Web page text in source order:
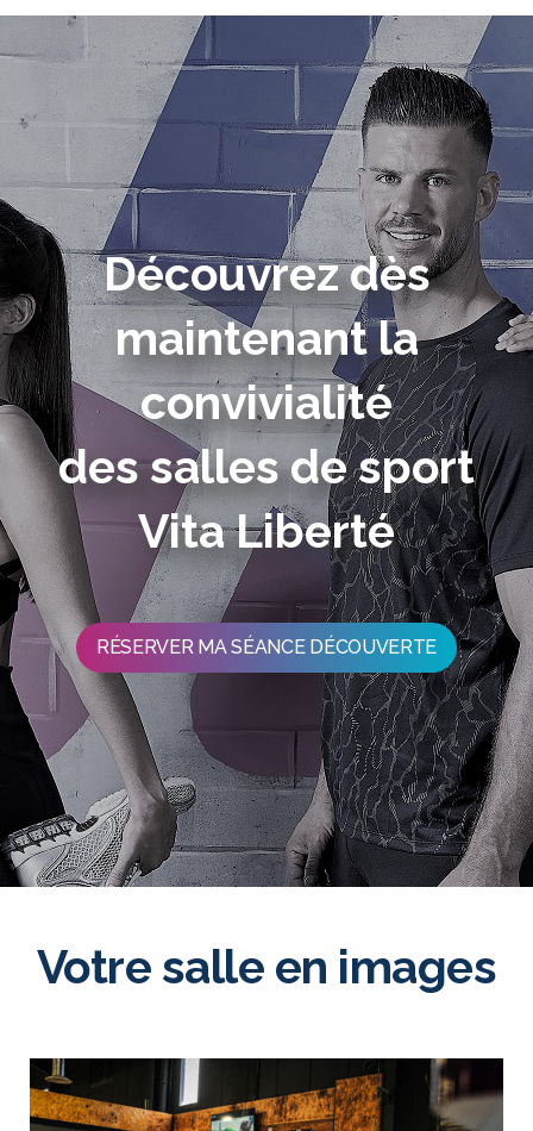
Découvrez dès
maintenant la
convivialité
des salles de sport
Vita Liberté
RÉSERVER MA SÉANCE DÉCOUVERTE
Votre salle en images